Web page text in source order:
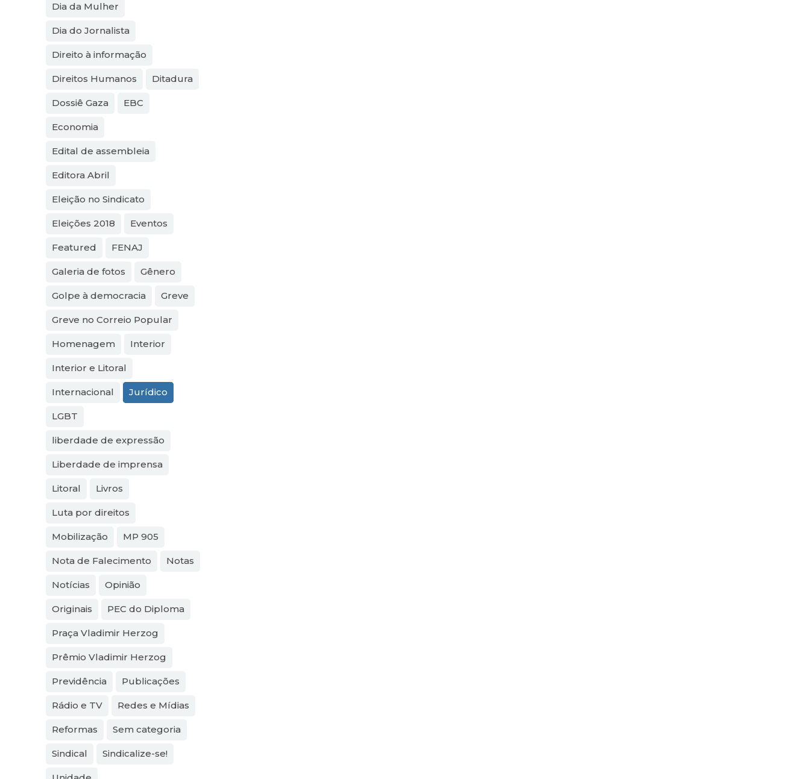
Dia da Mulher
Dia do Jornalista
Direito à informação
Direitos Humanos Ditadura
Dossiê Gaza EBC
Economia
Edital de assembleia
Editora Abril
Eleição no Sindicato
Eleições 2018 Eventos
Featured FENAJ
Galeria de fotos Gênero
Golpe à democracia Greve
Greve no Correio Popular
Homenagem Interior
Interior e Litoral
Internacional Jurídico
LGBT
liberdade de expressão
Liberdade de imprensa
Litoral Livros
Luta por direitos
Mobilização MP 905
Nota de Falecimento Notas
Notícias Opinião
Originais PEC do Diploma
Praça Vladimir Herzog
Prêmio Vladimir Herzog
Previdência Publicações
Rádio e TV Redes e Mídias
Reformas Sem categoria
Sindical Sindicalize-se!